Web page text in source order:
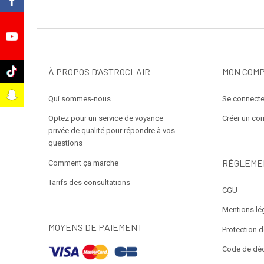
À PROPOS D’ASTROCLAIR
Qui sommes-nous
Optez pour un service de voyance
privée de qualité pour répondre à vos
questions
Comment ça marche
Tarifs des consultations
MOYENS DE PAIEMENT
MON
Se
Créer un
CGU
Mentions
Protection
Code de